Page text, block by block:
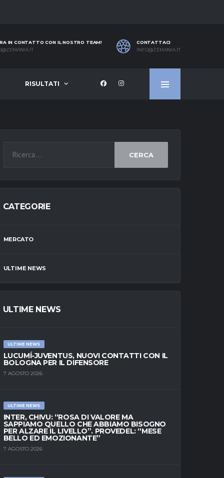
IN CONTATTO CON IL NOSTRO TEAM!
CONTATTACI
INFO@ZEMANIA.IT
RISULTATI
CERCA
CATEGORIE
MERCATO
ULTIME NEWS
ULTIME NEWS
ULTIME NEWS
LUCUMÍ-JUVENTUS, NUOVI CONTATTI CON IL
BOLOGNA PER IL DIFENSORE
7 AGOSTO 2026
ULTIME NEWS
INTER, CHIVU: “ROSA DI VALORE MA
SAPPIAMO QUELLO CHE ABBIAMO BISOGNO
PER ALZARE IL LIVELLO”. PROVEDEL: “MESE
BELLO ED EMOZIONANTE”
7 AGOSTO 2026